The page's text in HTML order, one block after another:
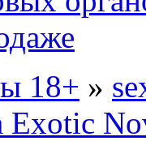
18+ »
Exotic